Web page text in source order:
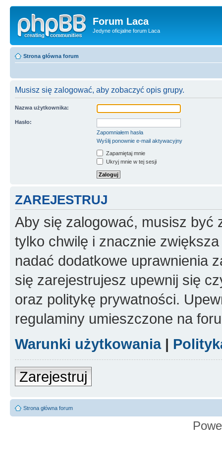
Forum Laca
Jedyne oficjalne forum Laca
Strona główna forum
Musisz się zalogować, aby zobaczyć opis grupy.
Nazwa użytkownika:
Hasło:
Zapomniałem hasła
Wyślij ponownie e-mail aktywacyjny
Zapamiętaj mnie
Ukryj mnie w tej sesji
ZAREJESTRUJ
Aby się zalogować, musisz być
tylko chwilę i znacznie
nadać dodatkowe uprawnienia
się zarejestrujesz upewnij się
oraz politykę prywatności.
regulaminy umieszczone na
Warunki użytkowania|
Zarejestruj
Strona główna forum